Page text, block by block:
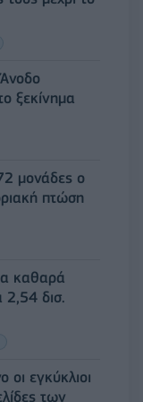
ξεκίνημα
μονάδες ο
πτώση
καθαρά
2,54 δισ.
εγκύκλιοι
των